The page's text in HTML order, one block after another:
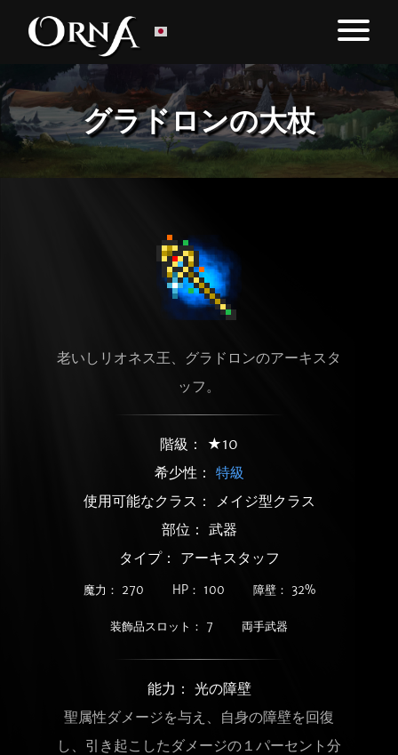
グラドロンの大杖
老いしリオネス王、グラドロンのアーキスタ
ッフ。
階級： ★10
希少性： 特級
使用可能なクラス： メイジ型クラス
部位： 武器
タイプ： アーキスタッフ
魔力： 270 HP： 100 障壁： 32%
装飾品スロット： 7 両手武器
能力： 光の障壁
聖属性ダメージを与え、自身の障壁を回復
し、引き起こしたダメージの１パーセント分